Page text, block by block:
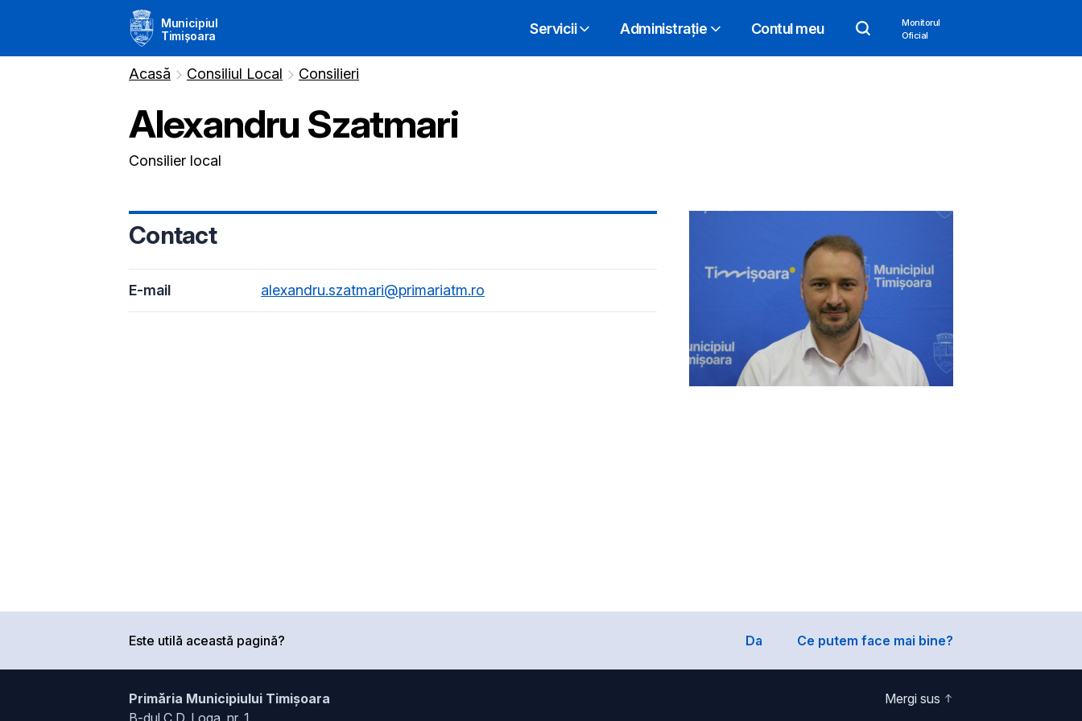
Municipiul
Timișoara
Servicii Administrație Contul meu
Monitorul
Oficial
Acasă Consiliul Local Consilieri
Alexandru Szatmari
Consilier local
Contact
E-mail alexandru.szatmari@primariatm.ro
Este utilă această pagină? Da Ce putem face mai bine?
Primăria Municipiului Timișoara
B-dul C.D. Loga, nr. 1
Mergi sus